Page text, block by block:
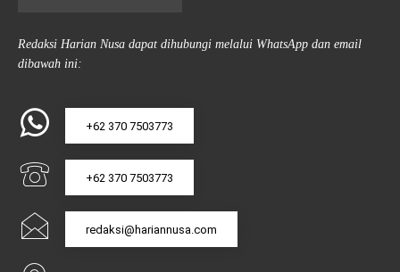
Redaksi Harian Nusa dapat dihubungi melalui WhatsApp dan email
dibawah ini:
+62 370 7503773
+62 370 7503773
redaksi@hariannusa.com